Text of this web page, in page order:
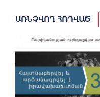
ԱՌՆՉՎՈՂ ՀՈԴՎԱԾ